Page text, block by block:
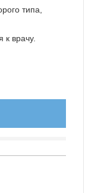
типа,
врачу.